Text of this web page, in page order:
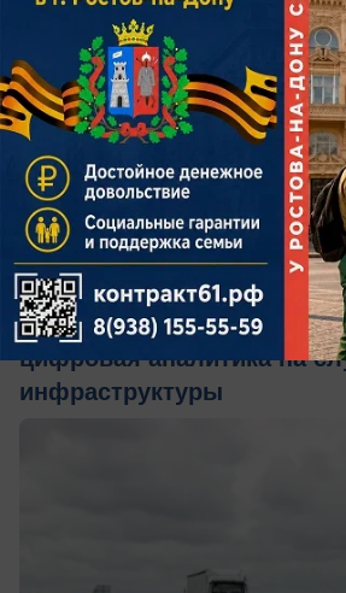
вчера в 16:05
Общество
Когда данные становятся
цифровая аналитика на
инфраструктуры